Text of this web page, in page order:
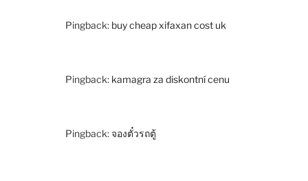
Pingback: buy cheap xifaxan cost uk
Pingback: kamagra za diskontní cenu
Pingback: จองตั๋วรถตู้